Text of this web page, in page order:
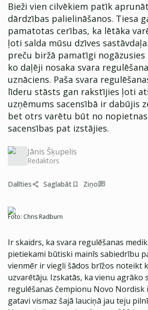
Bieži vien cilvēkiem patīk
dārdzības palielināšanos. Tiesa
pamatotas cerības, ka lētāka
ļoti salda mūsu dzīves
preču biržā pamatīgi nogāzusies
ko daļēji nosaka svara
uznāciens. Paša svara
līderu stāsts gan rakstījies ļoti
uzņēmums sacensībā ir dabūjis
bet otrs varētu būt no nopietnas
sacensības pat izstājies.
Jānis Šķupelis
Redaktors
Dalīties Saglabāt Ziņo
Foto: Chris Radburn
Ir skaidrs, ka svara regulēšanas
pietiekami būtiski mainīs sabiedrību
vienmēr ir viegli šādos brīžos noteikt
uzvarētāju. Izskatās, ka vienu agrāko
regulēšanas čempionu Novo
gatavi vismaz šajā lauciņā jau teju